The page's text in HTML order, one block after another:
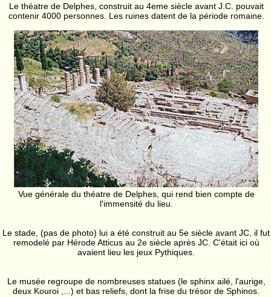
Le théatre de Delphes, construit au 4eme siècle avant J.C. pouvait
contenir 4000 personnes. Les ruines datent de la période romaine.
Vue générale du théatre de Delphes, qui rend bien compte de
l'immensité du lieu.
Le stade, (pas de photo) lui a été construit au 5e siècle avant JC, il fut
remodelé par Hérode Atticus au 2e siècle après JC. C'était ici où
avaient lieu les jeux Pythiques.
Le musée regroupe de nombreuses statues (le sphinx ailé, l'aurige,
deux Kouroi ,...) et bas reliefs, dont la frise du trésor de Sphinos.